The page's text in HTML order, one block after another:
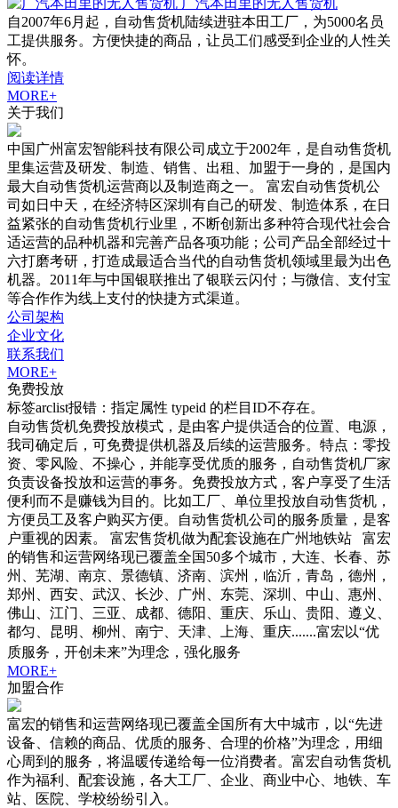
广汽本田里的无人售货机
自2007年6月起，自动售货机陆续进驻本田工厂，为5000名员
工提供服务。方便快捷的商品，让员工们感受到企业的人性关
怀。
阅读详情
MORE+
关于我们
中国广州富宏智能科技有限公司成立于2002年，是自动售货机
里集运营及研发、制造、销售、出租、加盟于一身的，是国内
最大自动售货机运营商以及制造商之一。 富宏自动售货机公
司如日中天，在经济特区深圳有自己的研发、制造体系，在日
益紧张的自动售货机行业里，不断创新出多种符合现代社会合
适运营的品种机器和完善产品各项功能；公司产品全部经过十
六打磨考研，打造成最适合当代的自动售货机领域里最为出色
机器。2011年与中国银联推出了银联云闪付；与微信、支付宝
等合作作为线上支付的快捷方式渠道。
公司架构
企业文化
联系我们
MORE+
免费投放
标签arclist报错：指定属性 typeid 的栏目ID不存在。
自动售货机免费投放模式，是由客户提供适合的位置、电源，
我司确定后，可免费提供机器及后续的运营服务。特点：零投
资、零风险、不操心，并能享受优质的服务，自动售货机厂家
负责设备投放和运营的事务。免费投放方式，客户享受了生活
便利而不是赚钱为目的。比如工厂、单位里投放自动售货机，
方便员工及客户购买方便。自动售货机公司的服务质量，是客
户重视的因素。 富宏售货机做为配套设施在广州地铁站 富宏
的销售和运营网络现已覆盖全国50多个城市，大连、长春、苏
州、芜湖、南京、景德镇、济南、滨州，临沂，青岛，德州，
郑州、西安、武汉、长沙、广州、东莞、深圳、中山、惠州、
佛山、江门、三亚、成都、德阳、重庆、乐山、贵阳、遵义、
都匀、昆明、柳州、南宁、天津、上海、重庆.......富宏以“优
质服务，开创未来”为理念，强化服务
MORE+
加盟合作
富宏的销售和运营网络现已覆盖全国所有大中城市，以“先进
设备、信赖的商品、优质的服务、合理的价格”为理念，用细
心周到的服务，将温暖传递给每一位消费者。富宏自动售货机
作为福利、配套设施，各大工厂、企业、商业中心、地铁、车
站、医院、学校纷纷引入。